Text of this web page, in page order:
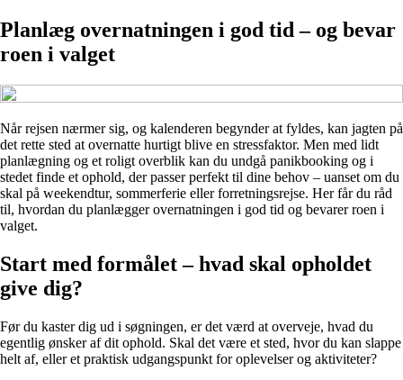
Planlæg overnatningen i god tid – og bevar
roen i valget
Når rejsen nærmer sig, og kalenderen begynder at fyldes, kan jagten på
det rette sted at overnatte hurtigt blive en stressfaktor. Men med lidt
planlægning og et roligt overblik kan du undgå panikbooking og i
stedet finde et ophold, der passer perfekt til dine behov – uanset om du
skal på weekendtur, sommerferie eller forretningsrejse. Her får du råd
til, hvordan du planlægger overnatningen i god tid og bevarer roen i
valget.
Start med formålet – hvad skal opholdet
give dig?
Før du kaster dig ud i søgningen, er det værd at overveje, hvad du
egentlig ønsker af dit ophold. Skal det være et sted, hvor du kan slappe
helt af, eller et praktisk udgangspunkt for oplevelser og aktiviteter?